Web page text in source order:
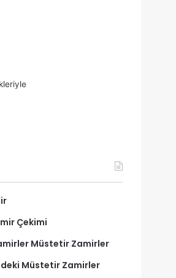
Çekimi
Müstetir Zamirler
Müstetir Zamirler